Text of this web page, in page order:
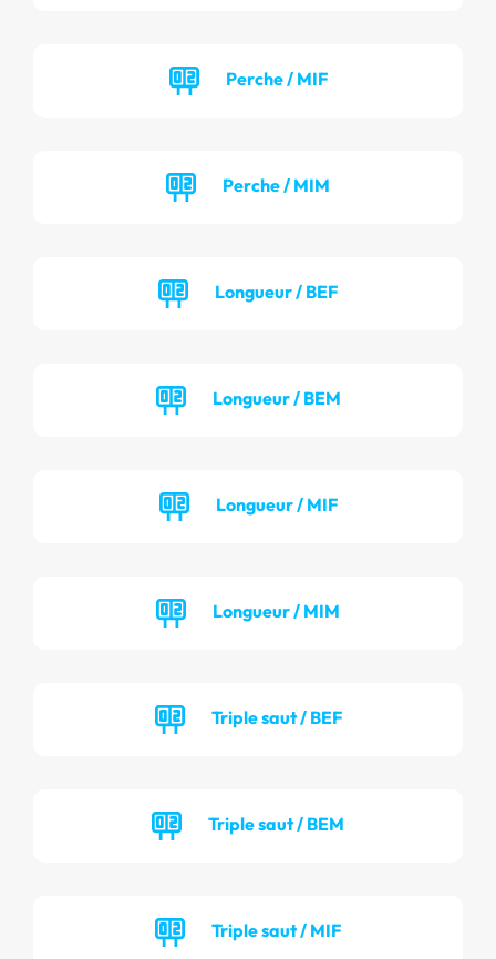
Perche / MIF
Perche / MIM
Longueur / BEF
Longueur / BEM
Longueur / MIF
Longueur / MIM
Triple saut / BEF
Triple saut / BEM
Triple saut / MIF